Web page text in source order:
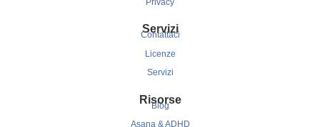
Servizi
Contattaci
Licenze
Servizi
Risorse
Blog
Asana & ADHD